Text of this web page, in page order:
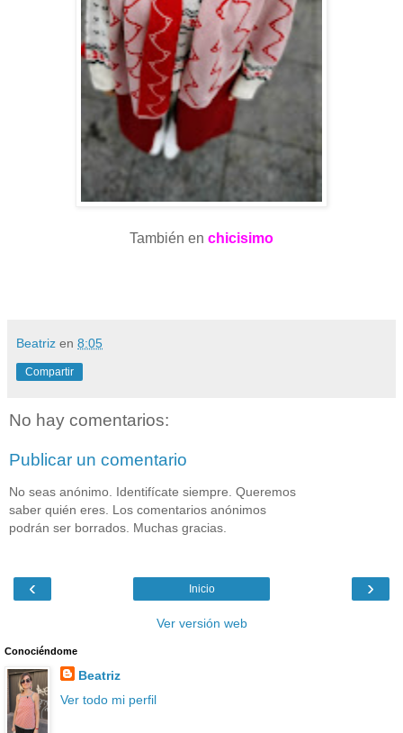
También en chicisimo
Beatriz en 8:05
Compartir
No hay comentarios:
Publicar un comentario
No seas anónimo. Identifícate siempre. Queremos
saber quién eres. Los comentarios anónimos
podrán ser borrados. Muchas gracias.
‹ ›
Inicio
Ver versión web
Conociéndome
Beatriz
Ver todo mi perfil